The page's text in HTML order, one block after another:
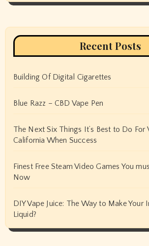
Recent Posts
Building Of Digital Cigarettes
Blue Razz – CBD Vape Pen
The Next Six Things It’s Best to Do For
California When Success
Finest Free Steam Video Games You
Now
DIY Vape Juice: The Way to Make Your
Liquid?